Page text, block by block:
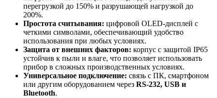
перегрузкой до 150% и разрушающей нагрузкой до
200%.
Простота считывания: цифровой OLED-дисплей с
четкими символами, обеспечивающий удобство
использования при любых условиях.
Защита от внешних факторов: корпус с защитой IP65
устойчив к пыли и влаге, что позволяет использовать
прибор в сложных производственных условиях.
Универсальное подключение: связь с ПК, смартфоном
или другим оборудованием через RS-232, USB и
Bluetooth.